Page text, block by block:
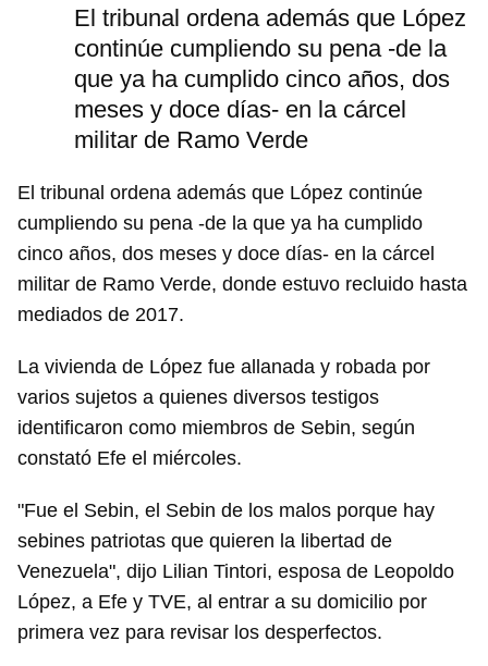
El tribunal ordena además que López
continúe cumpliendo su pena -de la
que ya ha cumplido cinco años, dos
meses y doce días- en la cárcel
militar de Ramo Verde
El tribunal ordena además que López continúe
cumpliendo su pena -de la que ya ha cumplido
cinco años, dos meses y doce días- en la cárcel
militar de Ramo Verde, donde estuvo recluido hasta
mediados de 2017.
La vivienda de López fue allanada y robada por
varios sujetos a quienes diversos testigos
identificaron como miembros de Sebin, según
constató Efe el miércoles.
"Fue el Sebin, el Sebin de los malos porque hay
sebines patriotas que quieren la libertad de
Venezuela", dijo Lilian Tintori, esposa de Leopoldo
López, a Efe y TVE, al entrar a su domicilio por
primera vez para revisar los desperfectos.